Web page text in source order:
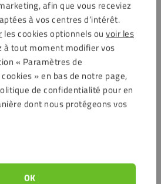
afin que vous receviez
à vos centres d’intérêt.
les cookies optionnels ou voir les
à tout moment modifier vos
« Paramètres de
» en bas de notre page,
de confidentialité pour en
dont nous protégeons vos
OK
applications, au moins un des
doit être transparent. La
pouvoir atteindre
la colle pour démarrer la
qui assure le durcissement.
posées